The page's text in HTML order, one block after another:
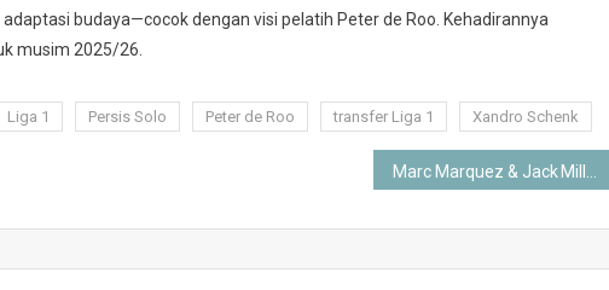
budaya—cocok dengan visi pelatih Peter de Roo. Kehadirannya
musim 2025/26.
Liga 1 Persis Solo Peter de Roo transfer Liga 1 Xandro Schenk